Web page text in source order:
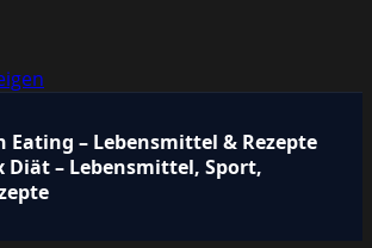
Eating – Lebensmittel & Rezepte
Diät – Lebensmittel, Sport,